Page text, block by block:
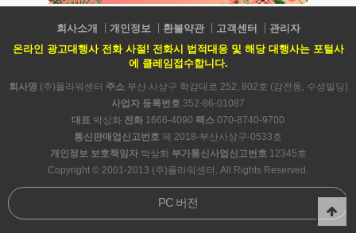
회사소개 개인정보 환불약관 고객센터
관리자
온라인 광고대행사 전화 사절! 전화시 법적대응 및 해당 대행사는 포털사
에 클레임접수합니다.
회사명 (주)플라워센터 주소부산 사상구 학감대로 252, 802호 (감전동, 수성빌딩)
사업자 등록번호 352-86-01087
대표 박상화 전화 1666-4090 팩스 070-8740-9700
통신판매업신고번호 제 2018-부산사상구-0533호
개인정보 보호책임자박상화 부가통신사업신고번호12345호
Copyright © 2001-2013 (주)플라워센터. All Rights Reserved.
PC 버전